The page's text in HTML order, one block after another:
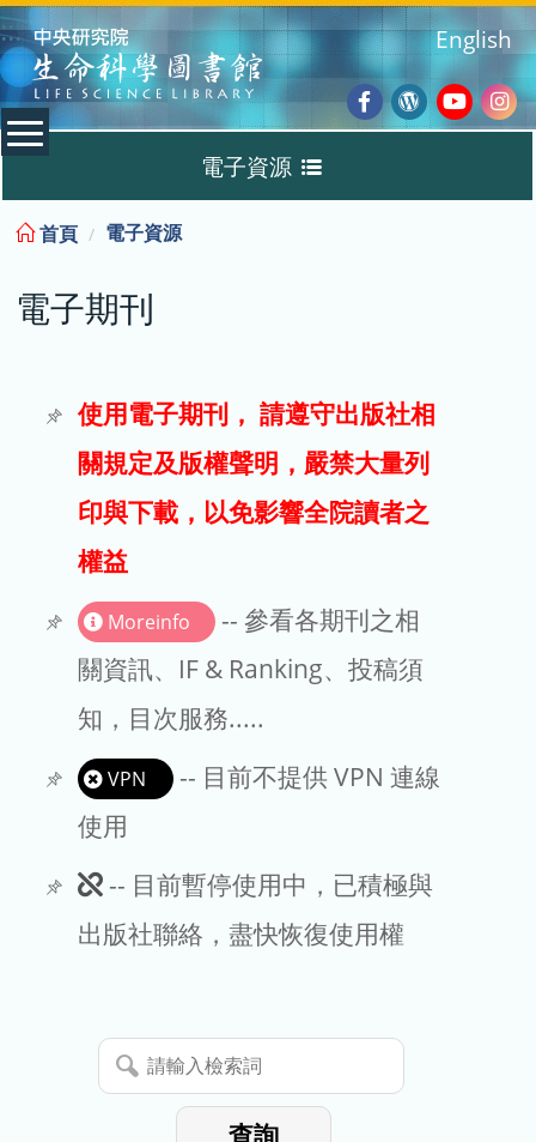
:::
Facebook
Wordpress
English
電子資源
電子期刊
試用
文章處理費
EndNote
首頁 電子資源
電子期刊
使用電子期刊， 請遵守出版社相
關規定及版權聲明，嚴禁大量列
印與下載，以免影響全院讀者之
權益
Moreinfo
-- 參看各期刊之相
關資訊、IF & Ranking、投稿須
知，目次服務.....
VPN
-- 目前不提供 VPN 連線
使用
此
期
暫
停
-- 目前暫停使用中，已積極與
出版社聯絡，盡快恢復使用權
請
輸
查詢